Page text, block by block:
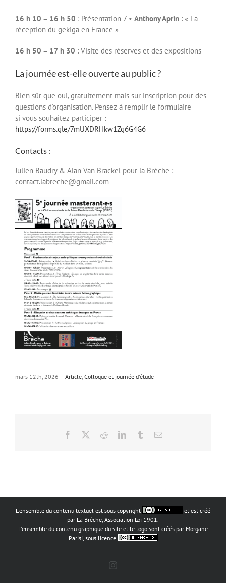
16 h 10 – 16 h 50 : Présentation 7 • Anthony Aprin : « La
réception du gekiga en France »
16 h 50 – 17 h 30 : Visite des réserves et des expositions
La journée est-elle ouverte au public ?
Bien sûr que oui, gratuitement mais sur inscription pour des
questions d’organisation. Pensez à remplir le formulaire
si vous souhaitez participer :
https://forms.gle/7mUXDRHkw1Zg6G4G6
Contacts :
Julien Baudry & Alan Van Brackel pour la Brèche :
contact.labreche@gmail.com
mars 12th, 2026 | Article, Colloque et journée d'étude
Facebook RedditLinkedInTumblrEmail
L'ensemble du contenu textuel est sous copyright
et est créé
par La Brèche, Association Loi 1901.
L'ensemble du contenu graphique du site et le logo sont créés par Morgane
Parisi, sous licence
Instagram